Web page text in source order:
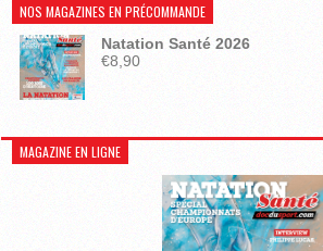
NOS MAGAZINES EN PRÉCOMMANDE
Natation Santé 2026
€8,90
MAGAZINE EN LIGNE